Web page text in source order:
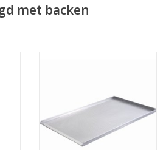
met backen